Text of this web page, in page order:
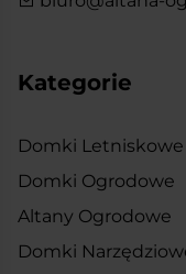
Kategorie
Domki Letniskowe
Domki Ogrodowe
Altany Ogrodowe
Domki